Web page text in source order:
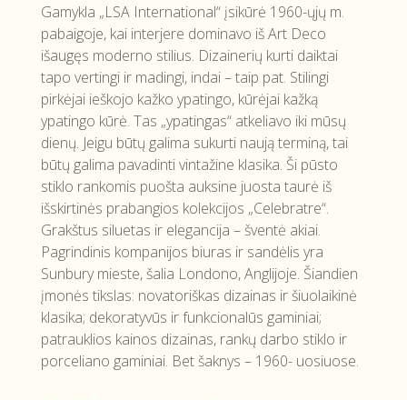
Gamykla „LSA International“ įsikūrė 1960-ųjų m.
pabaigoje, kai interjere dominavo iš Art Deco
išaugęs moderno stilius. Dizainerių kurti daiktai
tapo vertingi ir madingi, indai – taip pat. Stilingi
pirkėjai ieškojo kažko ypatingo, kūrėjai kažką
ypatingo kūrė. Tas „ypatingas“ atkeliavo iki mūsų
dienų. Jeigu būtų galima sukurti naują terminą, tai
būtų galima pavadinti vintažine klasika. Ši pūsto
stiklo rankomis puošta auksine juosta taurė iš
išskirtinės prabangios kolekcijos „Celebratre“.
Grakštus siluetas ir elegancija – šventė akiai.
Pagrindinis kompanijos biuras ir sandėlis yra
Sunbury mieste, šalia Londono, Anglijoje. Šiandien
įmonės tikslas: novatoriškas dizainas ir šiuolaikinė
klasika; dekoratyvūs ir funkcionalūs gaminiai;
patrauklios kainos dizainas, rankų darbo stiklo ir
porceliano gaminiai. Bet šaknys – 1960- uosiuose.